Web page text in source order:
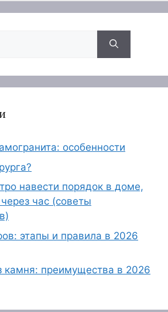
особенности
навести порядок в доме,
час (советы
этапы и правила в 2026
камня: преимущества в 2026